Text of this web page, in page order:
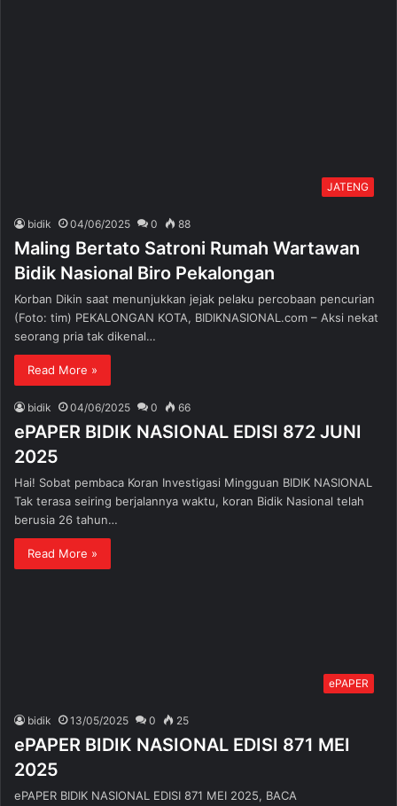
JATENG
bidik 04/06/2025 0 88
Maling Bertato Satroni Rumah Wartawan
Bidik Nasional Biro Pekalongan
Korban Dikin saat menunjukkan jejak pelaku percobaan pencurian
(Foto: tim) PEKALONGAN KOTA, BIDIKNASIONAL.com – Aksi nekat
seorang pria tak dikenal…
Read More »
bidik 04/06/2025 0 66
ePAPER BIDIK NASIONAL EDISI 872 JUNI
2025
Hai! Sobat pembaca Koran Investigasi Mingguan BIDIK NASIONAL
Tak terasa seiring berjalannya waktu, koran Bidik Nasional telah
berusia 26 tahun…
Read More »
ePAPER
bidik 13/05/2025 0 25
ePAPER BIDIK NASIONAL EDISI 871 MEI
2025
ePAPER BIDIK NASIONAL EDISI 871 MEI 2025, BACA